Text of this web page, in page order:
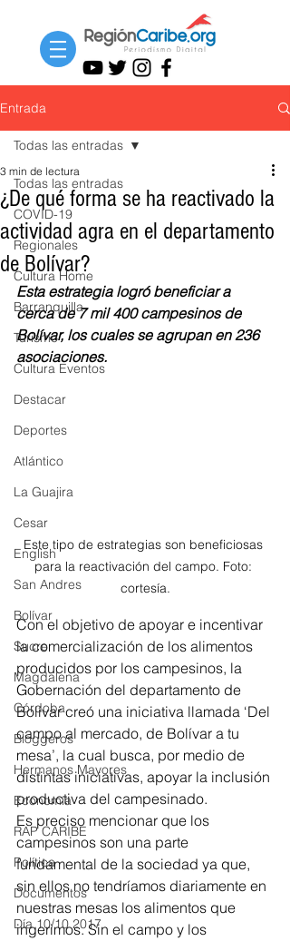
Entrada
Todas las entradas
COVID-19
Regionales
Cultura Home
Barranquilla
Turismo
Cultura Eventos
Destacar
Deportes
Atlántico
La Guajira
Cesar
English
San Andres
Bolívar
Sucre
Magdalena
Córdoba
Bloggeros
Hermanos Mayores
Economía
RAP CARIBE
Política
Documentos
Día 10/10 2017
Todas las entradas
¿De qué forma se ha reactivado la
actividad agra en el departamento
de Bolívar?
3 min de lectura
Esta estrategia logró beneficiar a
cerca de 7 mil 400 campesinos de
Bolívar, los cuales se agrupan en 236
asociaciones.
Este tipo de estrategias son beneficiosas
para la reactivación del campo. Foto:
cortesía.
Con el objetivo de apoyar e incentivar
la comercialización de los alimentos
producidos por los campesinos, la
Gobernación del departamento de
Bolívar creó una iniciativa llamada ‘Del
campo al mercado, de Bolívar a tu
mesa’, la cual busca, por medio de
distintas iniciativas, apoyar la inclusión
productiva del campesinado.
Es preciso mencionar que los
campesinos son una parte
fundamental de la sociedad ya que,
sin ellos no tendríamos diariamente en
nuestras mesas los alimentos que
ingerimos. Sin el campo y los